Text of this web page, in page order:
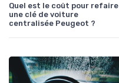
Quel est le coût pour refaire
une clé de voiture
centralisée Peugeot ?